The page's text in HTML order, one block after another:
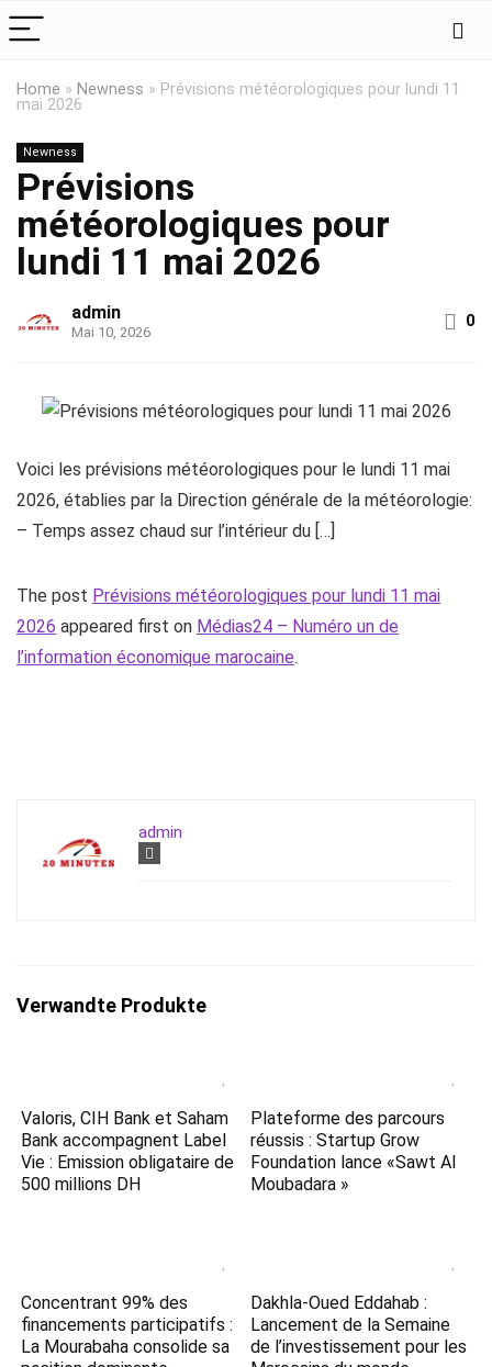
Home » Newness » Prévisions météorologiques pour lundi 11
mai 2026
Newness
Prévisions
météorologiques pour
lundi 11 mai 2026
admin
Mai 10, 2026
0
Voici les prévisions météorologiques pour le lundi 11 mai
2026, établies par la Direction générale de la météorologie:
– Temps assez chaud sur l’intérieur du […]
The post Prévisions météorologiques pour lundi 11 mai
2026 appeared first on Médias24 – Numéro un de
l’information économique marocaine.
admin
Verwandte Produkte
Valoris, CIH Bank et Saham
Bank accompagnent Label
Vie : Emission obligataire de
500 millions DH
Plateforme des parcours
réussis : Startup Grow
Foundation lance «Sawt Al
Moubadara »
Concentrant 99% des
financements participatifs :
La Mourabaha consolide sa
Dakhla-Oued Eddahab :
Lancement de la Semaine
de l’investissement pour les